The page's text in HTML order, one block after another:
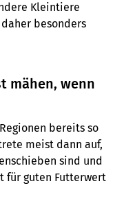
Kleintiere
besonders
mähen, wenn
bereits so
meist dann auf,
sind und
für guten Futterwert